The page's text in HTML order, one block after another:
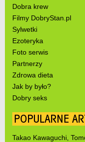
Dobra krew
Filmy DobryStan.pl
Sylwetki
Ezoteryka
Foto serwis
Partnerzy
Zdrowa dieta
Jak by było?
Dobry seks
POPULARNE
Takao Kawaguchi,